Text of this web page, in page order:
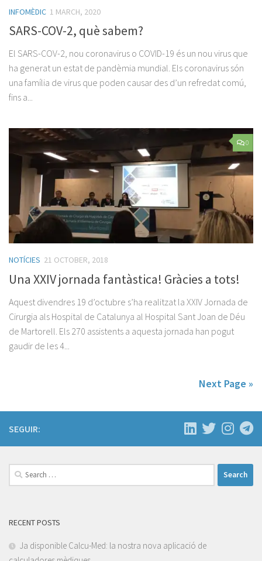
INFOMÈDIC 1 MARCH, 2020
SARS-COV-2, què sabem?
El SARS-COV-2, nou coronavirus o COVID-19 és un nou virus que
ha generat un estat de pandèmia mundial. Els coronavirus són
una família de virus que poden causar des d’un refredat comú,
fins a...
0
NOTÍCIES 21 OCTOBER, 2018
Una XXIV jornada fantàstica! Gràcies a tots!
Aquest divendres 19 d’octubre s’ha realitzat la XXIV Jornada de
Cirurgia als Hospital de Catalunya al Hospital Sant Joan de Déu
de Martorell. Els 270 assistents a aquesta jornada han pogut
gaudir de les 4...
Next Page »
SEGUIR:
Search
for:
RECENT POSTS
Ja disponible Calcu-Med: la nostra nova aplicació de